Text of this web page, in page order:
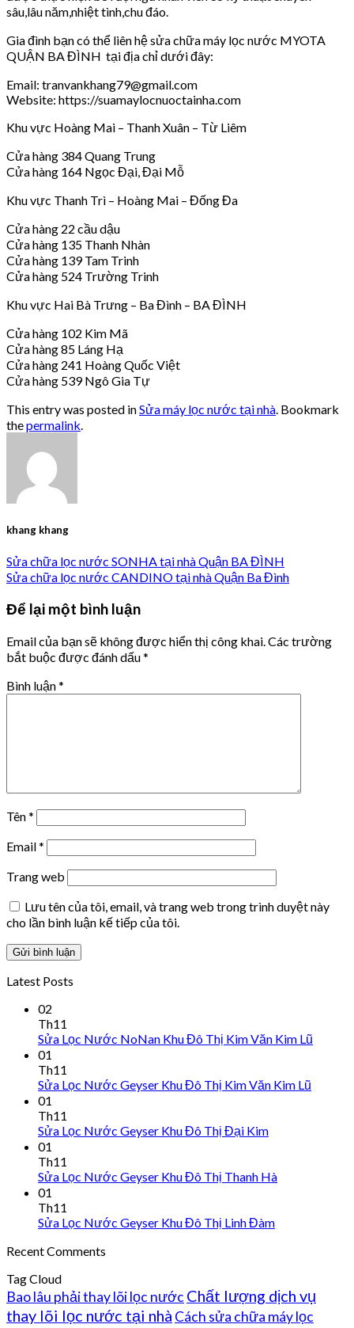
sâu,lâu năm,nhiệt tình,chu đáo.
Gia đình bạn có thể liên hệ sửa chữa máy lọc nước MYOTA
QUẬN BA ĐÌNH tại địa chỉ dưới đây:
Email: tranvankhang79@gmail.com
Website: https://suamaylocnuoctainha.com
Khu vực Hoàng Mai – Thanh Xuân – Từ Liêm
Cửa hàng 384 Quang Trung
Cửa hàng 164 Ngọc Đại, Đại Mỗ
Khu vực Thanh Trì – Hoàng Mai – Đống Đa
Cửa hàng 22 cầu dậu
Cửa hàng 135 Thanh Nhàn
Cửa hàng 139 Tam Trinh
Cửa hàng 524 Trường Trinh
Khu vực Hai Bà Trưng – Ba Đình – BA ĐÌNH
Cửa hàng 102 Kim Mã
Cửa hàng 85 Láng Hạ
Cửa hàng 241 Hoàng Quốc Việt
Cửa hàng 539 Ngô Gia Tự
This entry was posted inSửa máy lọc nước tại nhà . Bookmark
thepermalink
khang khang
Sửa chữa lọc nước SONHA tại nhà Quận BA ĐÌNH
Sửa chữa lọc nước CANDINO tại nhà Quận Ba Đình
Để lại một bình luận
Email của bạn sẽ không được hiển thị công khai. Các trường
bắt buộc được đánh dấu*
Bình luận*
Tên*
Email*
Trang web
Lưu tên của tôi, email, và trang web trong trình duyệt này
cho lần bình luận kế tiếp của tôi.
Latest Posts
02
Th11
Sửa Lọc Nước NoNan Khu Đô Thị Kim Văn Kim Lũ
01
Th11
Sửa Lọc Nước Geyser Khu Đô Thị Kim Văn Kim Lũ
01
Th11
Sửa Lọc Nước Geyser Khu Đô Thị Đại Kim
01
Th11
Sửa Lọc Nước Geyser Khu Đô Thị Thanh Hà
01
Th11
Sửa Lọc Nước Geyser Khu Đô Thị Linh Đàm
Recent Comments
Tag Cloud
Bao lâu phải thay lõi lọc nước Chất lượng dịch vụ
thay lõi lọc nước tại nhà Cách sửa chữa máy lọc